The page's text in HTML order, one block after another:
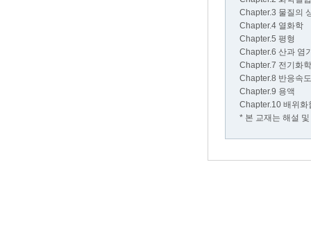
Chapter.3 물질의
Chapter.4 열화학
Chapter.5 평형
Chapter.6 산과 염
Chapter.7 전기화학
Chapter.8 반응속도
Chapter.9 용액
Chapter.10 배위화
* 본 교재는 해설